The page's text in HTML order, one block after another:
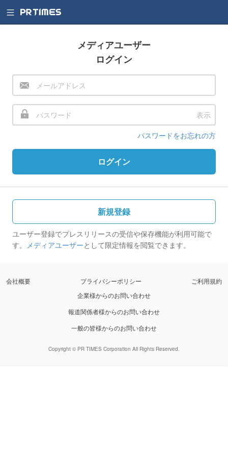
メディアユーザー
ログイン
表示
パスワードをお忘れの方
ログイン
新規登録
ユーザー登録でプレスリリースの受信や保存機能が利用可能で
す。 メディアユーザーとして限定情報を閲覧できます。
会社概要 プライバシーポリシー
ご利用規約
企業様からのお問い合わせ
報道関係者様からのお問い合わせ
一般の皆様からのお問い合わせ
Copyright © PR TIMES Corporation All Rights Reserved.